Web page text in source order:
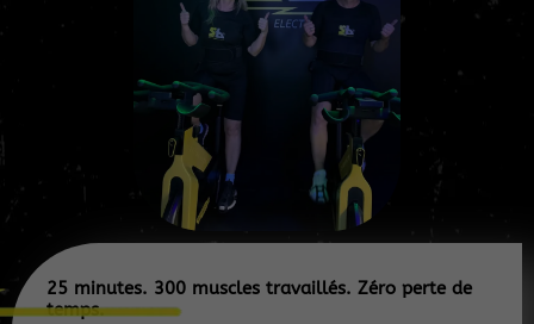
25 minutes. 300 muscles travaillés. Zéro perte de
temps.